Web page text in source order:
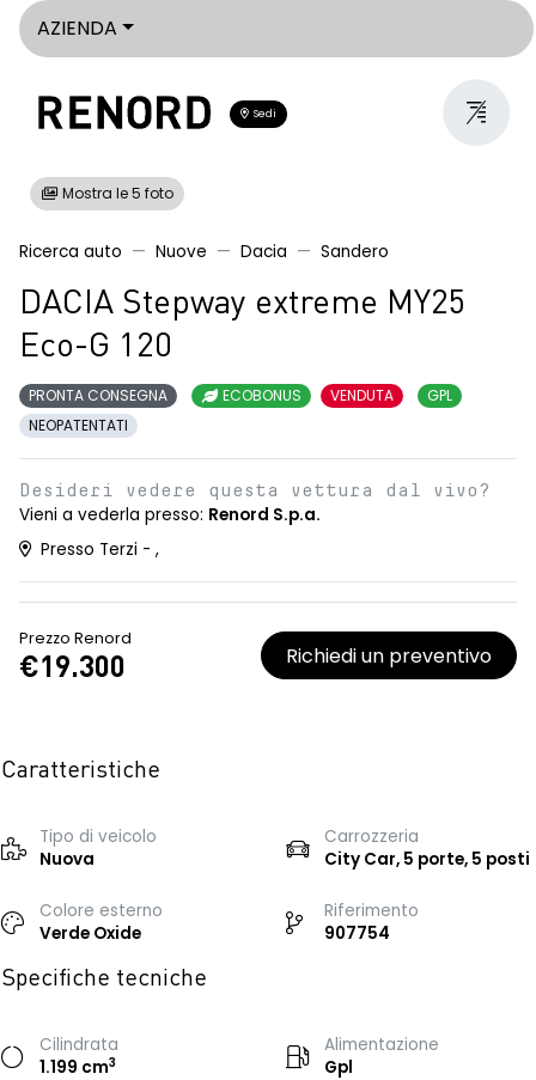
AZIENDA
Sedi
Mostra le 5 foto
Ricerca auto Nuove Dacia Sandero
DACIA Stepway extreme MY25
Eco-G 120
PRONTA CONSEGNA ECOBONUS VENDUTA
GPL
NEOPATENTATI
Desideri vedere questa vettura dal vivo?
Vieni a vederla presso: Renord S.p.a.
Presso Terzi - ,
Prezzo Renord
€19.300 Richiedi un preventivo
Caratteristiche
Tipo di veicolo
Nuova
Carrozzeria
City Car, 5 porte, 5 posti
Colore esterno
Verde Oxide
Riferimento
907754
Specifiche tecniche
Cilindrata
1.199 cm3
Alimentazione
Gpl